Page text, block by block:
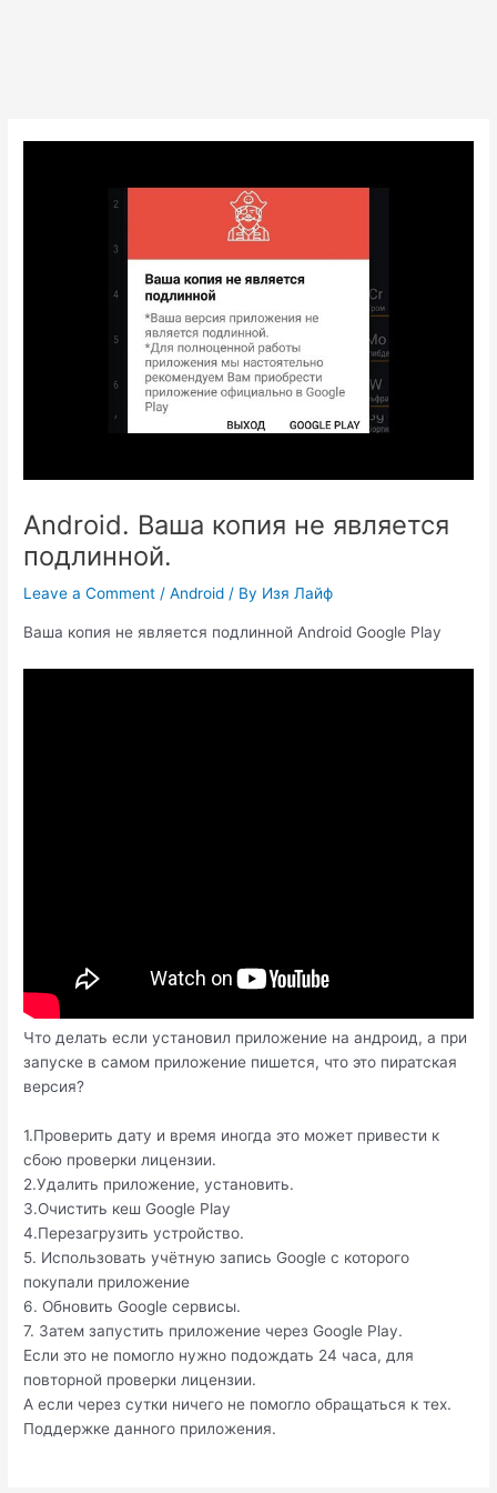
Android. Ваша копия не является
подлинной.
Leave a Comment /Android / By Изя Лайф
Ваша копия не является подлинной Android Google Play
Что делать если установил приложение на андроид, а при
запуске в самом приложение пишется, что это пиратская
версия?
1.Проверить дату и время иногда это может привести к
сбою проверки лицензии.
2.Удалить приложение, установить.
3.Очистить кеш Google Play
4.Перезагрузить устройство.
5. Использовать учётную запись Google с которого
покупали приложение
6. Обновить Google сервисы.
7. Затем запустить приложение через Google Play.
Если это не помогло нужно подождать 24 часа, для
повторной проверки лицензии.
А если через сутки ничего не помогло обращаться к тех.
Поддержке данного приложения.